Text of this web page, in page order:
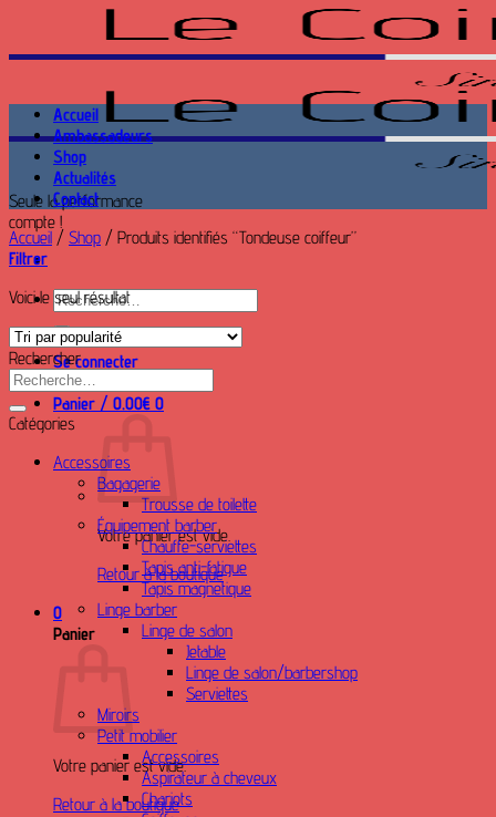
contenu
Seule la performance
compte !
Recherche
pour :
Se connecter
Panier / 0.00€ 0
Votre panier est vide.
Retour à la boutique
0
Panier
Votre panier est vide.
Retour à la boutique
Accueil
Ambassadeurs
Shop
Actualités
Contact
Accueil / Shop / Produits identifiés “Tondeuse coiffeur”
Filtrer
Voici le seul résultat
Rechercher
Recherche
pour :
Catégories
Accessoires
Bagagerie
Trousse de toilette
Équipement barber
Chauffe-serviettes
Tapis anti-fatigue
Tapis magnetique
Linge barber
Linge de salon
Jetable
Linge de salon/barbershop
Serviettes
Miroirs
Petit mobilier
Accessoires
Aspirateur à cheveux
Chariots